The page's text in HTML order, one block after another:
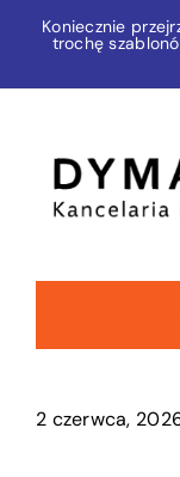
Przejdź
zawartości
Koniecznie
trochę
Zakres usług
2 czerwca,